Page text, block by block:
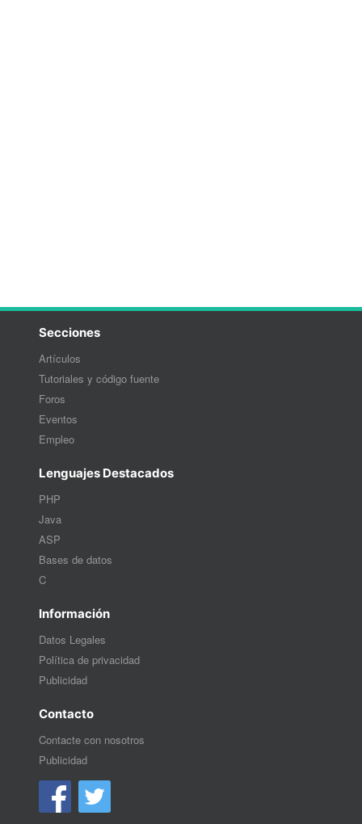
Secciones
Artículos
Tutoriales y código fuente
Foros
Eventos
Empleo
Lenguajes Destacados
PHP
Java
ASP
Bases de datos
C
Información
Datos Legales
Política de privacidad
Publicidad
Contacto
Contacte con nosotros
Publicidad